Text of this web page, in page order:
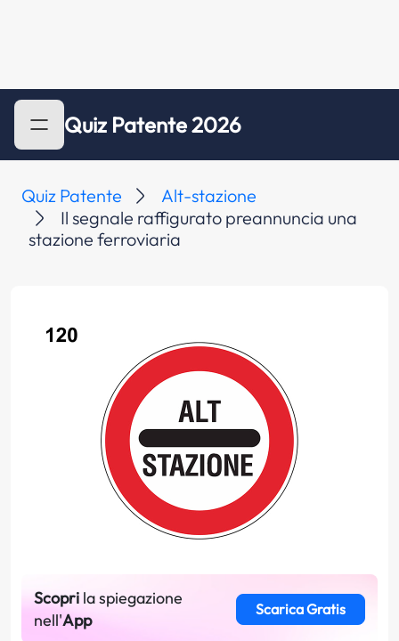
Quiz Patente 2026
Quiz Patente
Alt-stazione
Il segnale raffigurato preannuncia una
stazione ferroviaria
Scopri la spiegazione
nell'App
Scarica Gratis